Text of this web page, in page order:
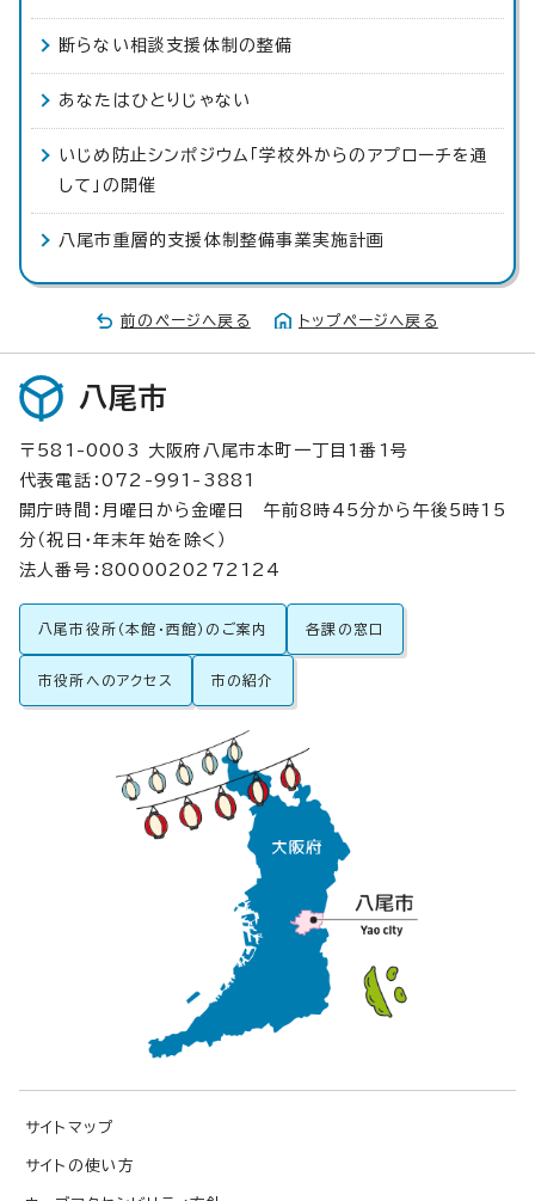
断らない相談支援体制の整備
あなたはひとりじゃない
いじめ防止シンポジウム「学校外からのアプローチを通
して」の開催
八尾市重層的支援体制整備事業実施計画
前のページへ戻る トップページへ戻る
八尾市
〒581-0003 大阪府八尾市本町一丁目1番1号
代表電話：072-991-3881
開庁時間：月曜日から金曜日 午前8時45分から午後5時15
分（祝日・年末年始を除く）
法人番号：8000020272124
八尾市役所（本館・西館）のご案内 各課の窓口
市役所へのアクセス 市の紹介
サイトマップ
サイトの使い方